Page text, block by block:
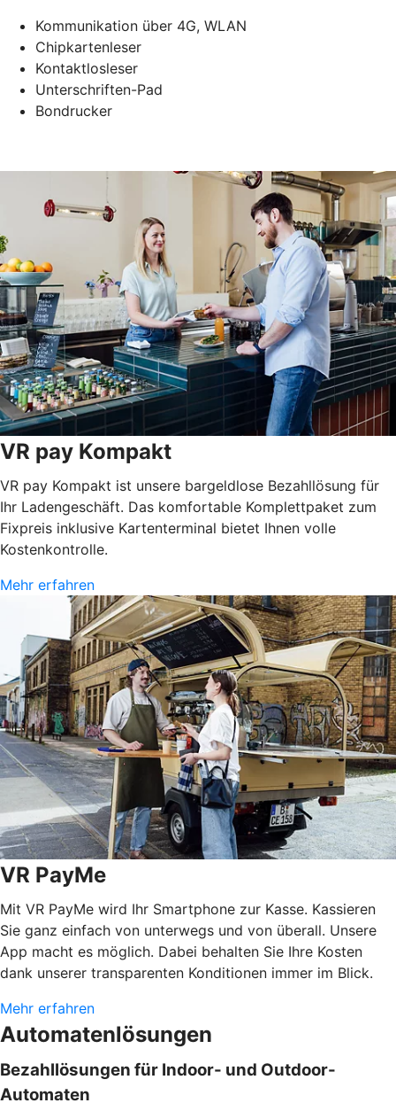
Kommunikation über 4G, WLAN
Chipkartenleser
Kontaktlosleser
Unterschriften-Pad
Bondrucker
VR pay Kompakt
VR pay Kompakt ist unsere bargeldlose Bezahllösung für
Ihr Ladengeschäft. Das komfortable Komplettpaket zum
Fixpreis inklusive Kartenterminal bietet Ihnen volle
Kostenkontrolle.
Mehr erfahren
VR PayMe
Mit VR PayMe wird Ihr Smartphone zur Kasse. Kassieren
Sie ganz einfach von unterwegs und von überall. Unsere
App macht es möglich. Dabei behalten Sie Ihre Kosten
dank unserer transparenten Konditionen immer im Blick.
Mehr erfahren
Automatenlösungen
Bezahllösungen für Indoor- und Outdoor-
Automaten